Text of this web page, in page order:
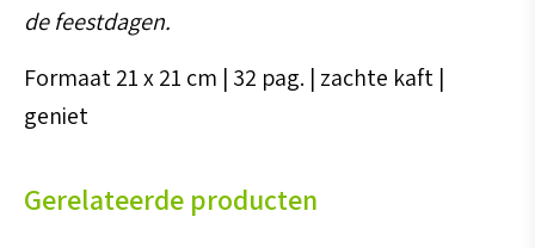
de feestdagen.
Formaat 21 x 21 cm | 32 pag. | zachte kaft |
geniet
Gerelateerde producten